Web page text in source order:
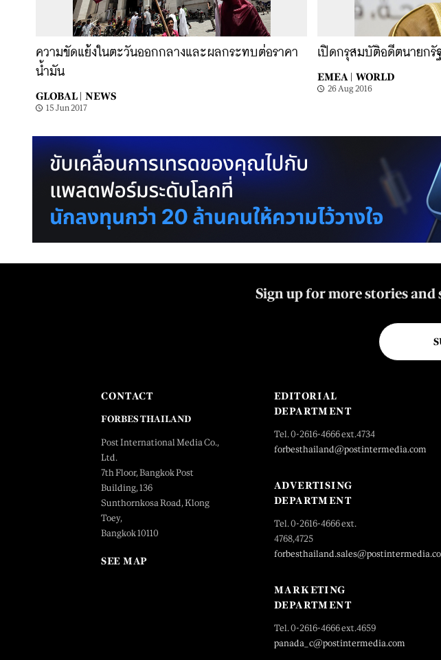
ความขัดแย้งในตะวันออกกลางและผลกระทบต่อราคา
น้ำมัน
GLOBAL | NEWS
15 Jun 2017
เปิดกรุสมบัติอดีตนายกรั
EMEA | WORLD
26 Aug 2016
Sign up for more stories
CONTACT
FORBES THAILAND
Post International Media Co.,
Ltd.
7th Floor, Bangkok Post
Building, 136
Sunthornkosa Road, Klong
Toey,
Bangkok 10110
SEE MAP
EDITORIAL
DEPARTMENT
Tel. 0-2616-4666 ext.4734
forbesthailand@postintermedia.com
ADVERTISING
DEPARTMENT
Tel. 0-2616-4666 ext.
4768,4725
MARKETING
DEPARTMENT
Tel. 0-2616-4666 ext.4659
panada_c@postintermedia.com